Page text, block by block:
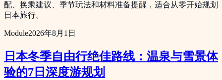
配、换乘建议、季节玩法和材料准备提醒，适合从零开始规划
日本旅行。
Module2026年8月1日
日本冬季自由行绝佳路线：温泉与雪景体
验的7日深度游规划